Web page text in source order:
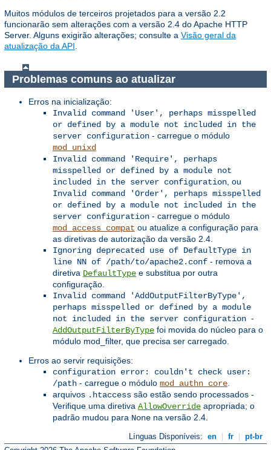
Muitos módulos de terceiros projetados para a versão 2.2
funcionarão sem alterações com a versão 2.4 do Apache HTTP
Server. Alguns exigirão alterações; consulte a Visão geral da
atualização da API
Problemas comuns ao atualizar
Erros na inicialização:
Invalid command 'User', perhaps misspelled
or defined by a module not included in the
server configuration - carregue o módulo
mod_unixd
Invalid command 'Require', perhaps
misspelled or defined by a module not
included in the server configuration, ou
Invalid command 'Order', perhaps misspelled
or defined by a module not included in the
server configuration - carregue o módulo
mod_access_compat ou atualize a configuração para
as diretivas de autorização da versão 2.4.
Ignoring deprecated use of DefaultType in
line NN of /path/to/apache2.conf - remova a
diretiva DefaultType e substitua por outra
configuração.
Invalid command 'AddOutputFilterByType',
perhaps misspelled or defined by a module
not included in the server configuration -
AddOutputFilterByType foi movida do núcleo para o
módulo mod_filter, que precisa ser carregado.
Erros ao servir requisições:
configuration error: couldn't check user:
/path - carregue o módulo mod_authn_core.
arquivos .htaccess são estão sendo processados -
Verifique uma diretiva AllowOverride apropriada; o
padrão mudou para None na versão 2.4.
Línguas Disponíveis: en fr
pt-br